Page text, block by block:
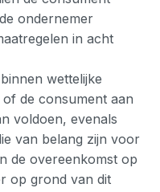
ondernemer
in acht
wettelijke
de consument aan
voldoen, evenals
van belang zijn voor
de overeenkomst op
op grond van dit